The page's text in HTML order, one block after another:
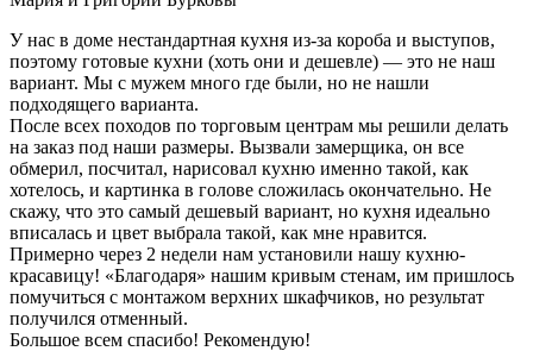
У нас в доме нестандартная кухня из-за короба и выступов,
поэтому готовые кухни (хоть они и дешевле) — это не наш
вариант. Мы с мужем много где были, но не нашли
подходящего варианта.
После всех походов по торговым центрам мы решили делать
на заказ под наши размеры. Вызвали замерщика, он все
обмерил, посчитал, нарисовал кухню именно такой, как
хотелось, и картинка в голове сложилась окончательно. Не
скажу, что это самый дешевый вариант, но кухня идеально
вписалась и цвет выбрала такой, как мне нравится.
Примерно через 2 недели нам установили нашу кухню-
красавицу! «Благодаря» нашим кривым стенам, им пришлось
помучиться с монтажом верхних шкафчиков, но результат
получился отменный.
Большое всем спасибо! Рекомендую!